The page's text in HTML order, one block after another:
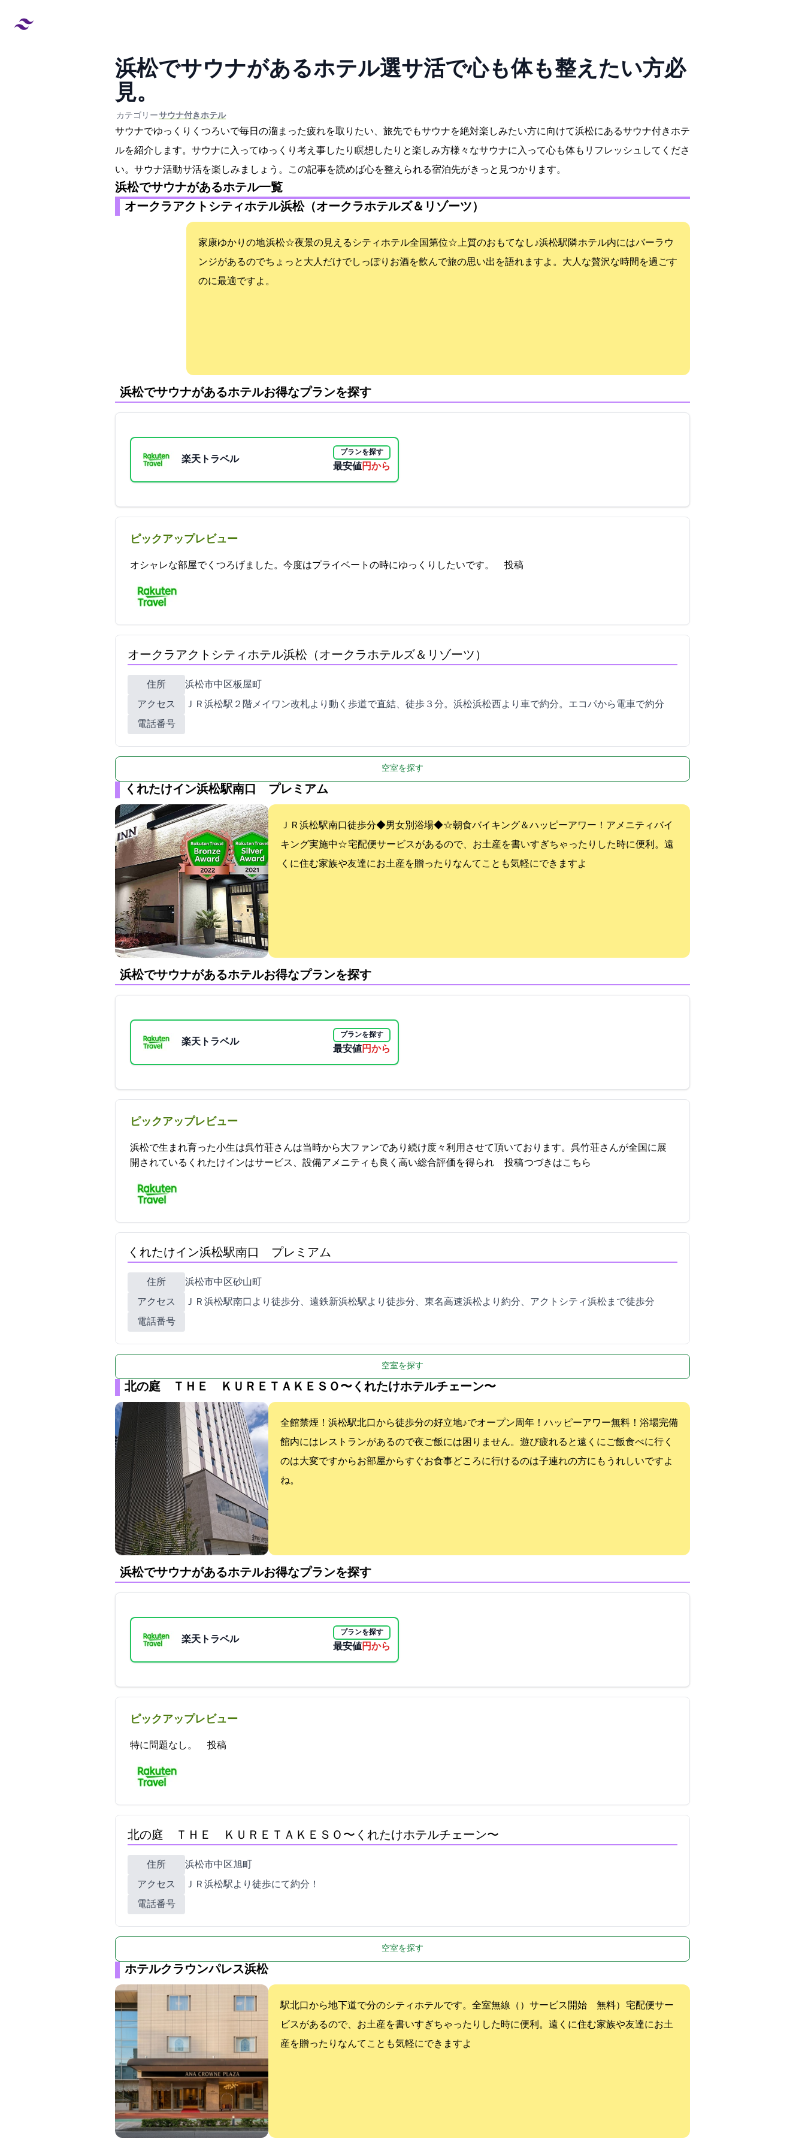
浜松でサウナがあるホテル5選!サ活で心も体も整えたい方必
見。
カテゴリー:#サウナ付きホテル
サウナでゆっくりくつろいで毎日の溜まった疲れを取りたい、旅先でもサウナを絶対楽しみたい方に向けて浜松にあるサウナ付きホテ
ルを紹介します。サウナに入ってゆっくり考え事したり瞑想したりと楽しみ方様々なサウナに入って心も体もリフレッシュしてくださ
い。サウナ活動 サ活を楽しみましょう。この記事を読めば心を整えられる宿泊先がきっと見つかります。
浜松でサウナがあるホテル一覧
オークラアクトシティホテル浜松（オークラホテルズ＆リゾーツ）
家康ゆかりの地 浜松☆夜景の見えるシティホテル全国第4位☆上質のおもてなし♪JR浜松駅隣 ホテル内にはバーラウ
ンジがあるのでちょっと大人だけでしっぽりお酒を飲んで旅の思い出を語れますよ。大人な贅沢な時間を過ごす
のに最適ですよ。
浜松でサウナがあるホテル:お得なプランを探す
楽天トラベル
プランを探す
最安値7667円から
ピックアップレビュー
オシャレな部屋でくつろげました。今度はプライベートの時にゆっくりしたいです。 2023-04-27 16:47:49投稿
オークラアクトシティホテル浜松（オークラホテルズ＆リゾーツ）
住所
浜松市中区板屋町111-2
アクセス
ＪＲ浜松駅２階メイワン改札より動く歩道で直結、徒歩３分。浜松IC.浜松西ICより車で約20分。エコパから電車で約40分
電話番号
空室を探す
くれたけイン浜松駅南口 プレミアム
ＪＲ浜松駅南口徒歩1分◆男女別浴場◆☆朝食バイキング＆ハッピーアワー！アメニティバイ
キング実施中☆ 宅配便サービスがあるので、お土産を書いすぎちゃったりした時に便利。遠
くに住む家族や友達にお土産を贈ったりなんてことも気軽にできますよ
浜松でサウナがあるホテル:お得なプランを探す
楽天トラベル
プランを探す
最安値3500円から
ピックアップレビュー
浜松で生まれ育った小生は呉竹荘さんは当時から大ファンであり続け度々利用させて頂いております。呉竹荘さんが全国に展
開されているくれたけインはサービス、設備アメニティも良く高い総合評価を得られ… 2023-04-25 16:26:12投稿つづきはこちら
くれたけイン浜松駅南口 プレミアム
住所
浜松市中区砂山町327-11
アクセス
ＪＲ浜松駅南口より徒歩1分、遠鉄新浜松駅より徒歩5分、東名高速浜松ICより約20分、アクトシティ浜松まで徒歩5分
電話番号
空室を探す
北の庭 ＴＨＥ ＫＵＲＥＴＡＫＥＳＯ〜くれたけホテルチェーン〜
全館禁煙！浜松駅北口から徒歩3分の好立地♪7/1でオープン3周年！ハッピーアワー無料！浴場完備
館内にはレストランがあるので夜ご飯には困りません。遊び疲れると遠くにご飯食べに行く
のは大変ですからお部屋からすぐお食事どころに行けるのは子連れの方にもうれしいですよ
ね。
浜松でサウナがあるホテル:お得なプランを探す
楽天トラベル
プランを探す
最安値3800円から
ピックアップレビュー
特に問題なし。 2023-04-29 10:52:39投稿
北の庭 ＴＨＥ ＫＵＲＥＴＡＫＥＳＯ〜くれたけホテルチェーン〜
住所
浜松市中区旭町7-1
アクセス
ＪＲ浜松駅より徒歩にて約3分！
電話番号
空室を探す
ホテルクラウンパレス浜松
駅北口から地下道で3分のシティホテルです。全室無線LAN（Wi-Fi）サービス開始 (無料） 宅配便サー
ビスがあるので、お土産を書いすぎちゃったりした時に便利。遠くに住む家族や友達にお土
産を贈ったりなんてことも気軽にできますよ